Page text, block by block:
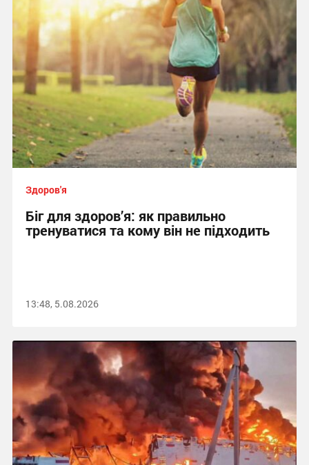
Здоров'я
Біг для здоров’я: як правильно
тренуватися та кому він не підходить
13:48, 5.08.2026